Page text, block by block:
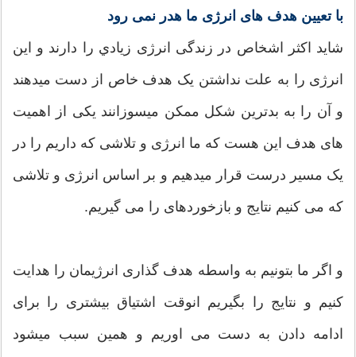
با تعيين هدف های انرژی ما هدر نمی رود
شاید اکثر اشخاص در زندگی انرژی زيادي را دارند و این
انرژی را به علت نداشتن یک هدف خاص از دست میدهند
و آن را به بدترین شکل ممکن میسوزانند یکی از اهمیت
های هدف این هست که ما انرژی و تلاشی که داریم را در
یک مسیر درست قرار میدهیم و بر اساس انرژی و تلاشی
که می کنیم نتایج و بازخوردهای را می گیریم.
و اگر ما بتونیم به واسطه هدف گذاری انرژیمان را هدایت
کنیم و نتایج را بگیریم انوقت اشتیاق بیشتری را برای
ادامه دادن به دست می اوریم و همین سبب میشود